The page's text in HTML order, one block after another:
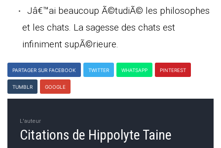
Jâ€™ai beaucoup Ã©tudiÃ© les philosophes
et les chats. La sagesse des chats est
infiniment supÃ©rieure.
PARTAGER SUR FACEBOOK TWITTER WHATSAPP PINTEREST
TUMBLR GOOGLE
L'auteur
Citations de Hippolyte Taine